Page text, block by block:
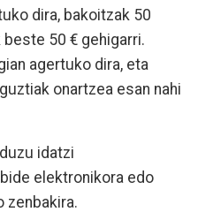
dira, bakoitzak 50
50 € gehigarri.
agertuko dira, eta
onartzea esan nahi
idatzi
elektronikora edo
zenbakira.